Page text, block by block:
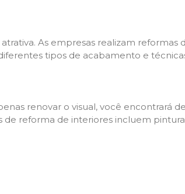
As empresas realizam
tipos de acabamento e
renovar o visual, você encontrará
reforma de interiores incluem